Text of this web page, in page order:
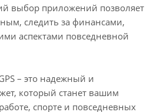
выбор приложений позволяет
следить за финансами,
аспектами повседневной
– это надежный и
который станет вашим
спорте и повседневных